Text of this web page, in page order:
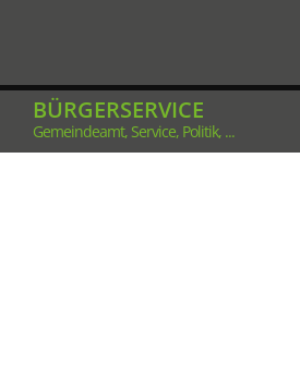
BÜRGERSERVICE
Gemeindeamt, Service, Politik, ...